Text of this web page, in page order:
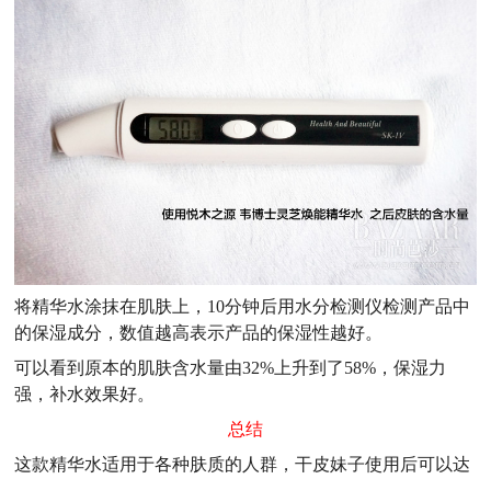
将精华水涂抹在肌肤上，10分钟后用水分检测仪检测产品中
的保湿成分，数值越高表示产品的保湿性越好。
可以看到原本的肌肤含水量由32%上升到了58%，保湿力
强，补水效果好。
总结
这款精华水适用于各种肤质的人群，干皮妹子使用后可以达